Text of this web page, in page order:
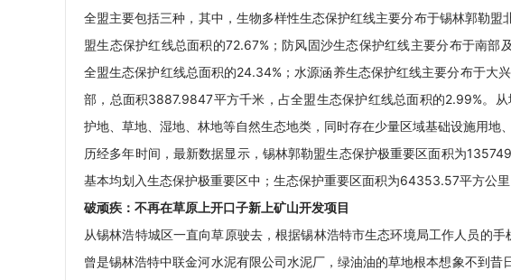
全盟主要包括三种，其中，生物多样性生态保护红线主要分布于锡林郭勒
盟生态保护红线总面积的72.67%；防风固沙生态保护红线主要分布于南
全盟生态保护红线总面积的24.34%；水源涵养生态保护红线主要分布于大
部，总面积3887.9847平方千米，占全盟生态保护红线总面积的2.99%。
护地、草地、湿地、林地等自然生态地类，同时存在少量区域基础设施用地
历经多年时间，最新数据显示，锡林郭勒盟生态保护极重要区面积为
基本均划入生态保护极重要区中；生态保护重要区面积为64353.57平方公里
破顽疾：不再在草原上开口子新上矿山开发项目
从锡林浩特城区一直向草原驶去，根据锡林浩特市生态环境局工作人员的
曾是锡林浩特中联金河水泥有限公司水泥厂，绿油油的草地根本想象不到昔